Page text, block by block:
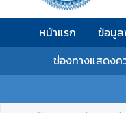
หน้าแรก ข้อมู
ช่องทางแสดงค
ก
ข้
ล